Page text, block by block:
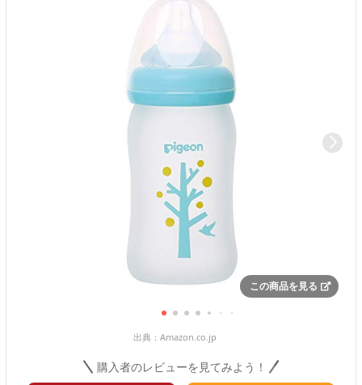
この商品を見る
出典： Amazon.co.jp
購入者のレビューを見てみよう！